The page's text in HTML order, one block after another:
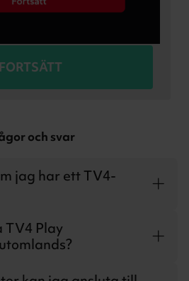
FORTSÄTT
och svar
jag har ett TV4-
i TV4 Play.
TV4 Play